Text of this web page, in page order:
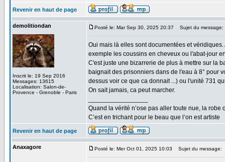
Revenir en haut de page
demolitiondan
Inscrit le: 19 Sep 2016
Messages: 13615
Localisation: Salon-de-
Provence - Grenoble - Paris
Posté le: Mar Sep 30, 2025 20:37 Sujet du message:
Oui mais là elles sont documentées et
exemple les coussins en cheveux ou l'abat-jour
C'est juste une bizarrerie de plus à mettre sur la
baignait des prisonniers dans de l'eau à 8° pour
dessus voir ce que ca donnait ...) ou l'unité 731
On sait jamais, ca peut marcher.
Quand la vérité n’ose pas aller toute nue, la robe
C’est en trichant pour le beau que l’on est artiste
Revenir en haut de page
Anaxagore Posté le: Mer Oct 01, 2025 10:03 Sujet du message: